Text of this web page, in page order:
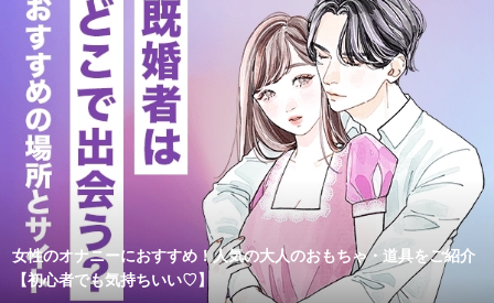
女性のオナニーにおすすめ！人気の大人のおもちゃ・道具をご紹介
【初心者でも気持ちいい♡】